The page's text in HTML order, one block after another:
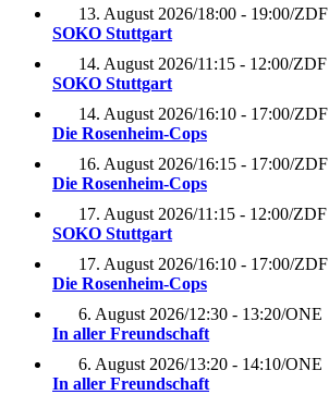
13. August 2026/18:00 - 19:00/ZDF
SOKO Stuttgart
14. August 2026/11:15 - 12:00/ZDF
SOKO Stuttgart
14. August 2026/16:10 - 17:00/ZDF
Die Rosenheim-Cops
16. August 2026/16:15 - 17:00/ZDF
Die Rosenheim-Cops
17. August 2026/11:15 - 12:00/ZDF
SOKO Stuttgart
17. August 2026/16:10 - 17:00/ZDF
Die Rosenheim-Cops
6. August 2026/12:30 - 13:20/ONE
In aller Freundschaft
6. August 2026/13:20 - 14:10/ONE
In aller Freundschaft